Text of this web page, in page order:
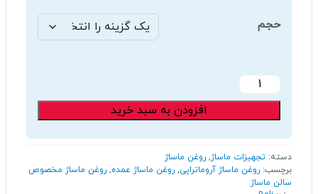
تا
حجم
روغن
ماساژ
بدن
رایحه
قهوه
عدد
افزودن به سبد خرید
دسته: تجهیزات ماساژ, روغن ماساژ
برچسب: روغن ماساژ آروماتراپی, روغن ماساژ عمده, روغن ماساژ مخصوص
سالن ماساژ